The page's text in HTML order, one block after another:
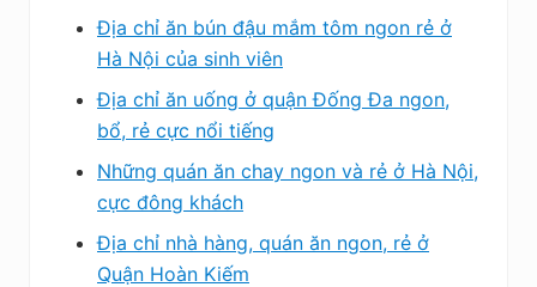
Địa chỉ ăn bún đậu mắm tôm ngon rẻ ở
Hà Nội của sinh viên
Địa chỉ ăn uống ở quận Đống Đa ngon,
bổ, rẻ cực nổi tiếng
Những quán ăn chay ngon và rẻ ở Hà Nội,
cực đông khách
Địa chỉ nhà hàng, quán ăn ngon, rẻ ở
Quận Hoàn Kiếm